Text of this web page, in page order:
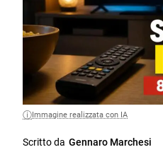
Immagine realizzata con IA
Scritto da Gennaro Marchesi